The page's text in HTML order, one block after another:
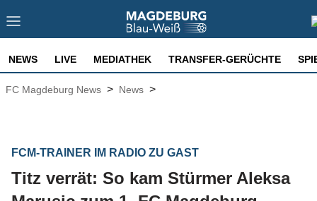
NEWS LIVE MEDIATHEK TRANSFER-GERÜCHTE
FC Magdeburg News > News >
FCM-TRAINER IM RADIO ZU GAST
Titz verrät: So kam Stürmer Aleksa